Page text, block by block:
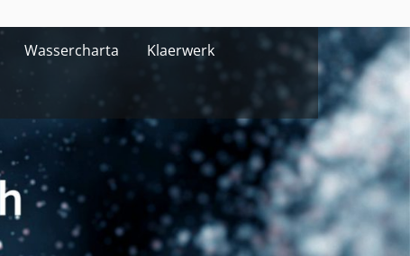
Wassercharta Klaerwerk